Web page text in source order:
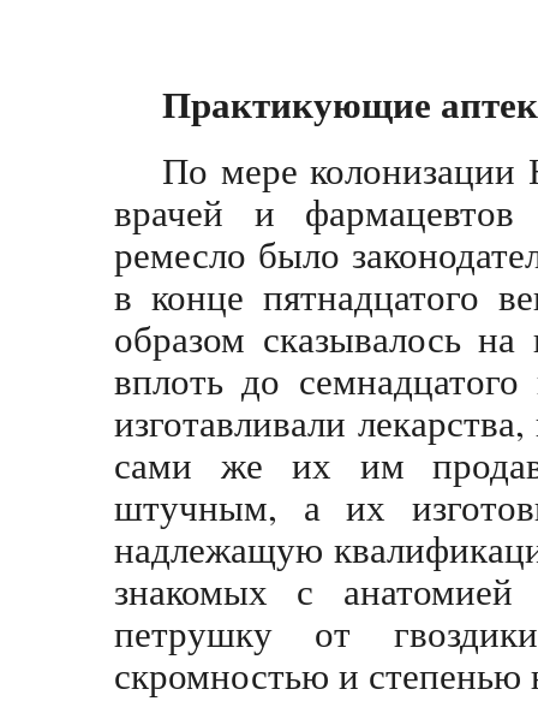
Практикующие
По мере колонизации
врачей и
ремесло было
в конце пятнадцатого
образом сказывалось
вплоть до
изготавливали
сами же их им
штучным, а их
надлежащую
знакомых с
петрушку от
скромностью и степенью